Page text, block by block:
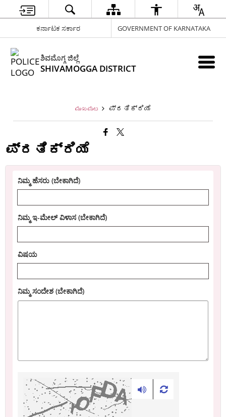
ಕರ್ನಾಟಕ ಸರ್ಕಾರ GOVERNMENT OF KARNATAKA
ಶಿವಮೊಗ್ಗ ಜಿಲ್ಲೆ
SHIVAMOGGA DISTRICT
ಮುಖಪುಟ ಪ್ರತಿಕ್ರಿಯೆ
ಪ್ರತಿಕ್ರಿಯೆ
ನಿಮ್ಮ ಹೆಸರು (ಬೇಕಾಗಿದೆ)
ನಿಮ್ಮ ಇ-ಮೇಲ್ ವಿಳಾಸ (ಬೇಕಾಗಿದೆ)
ವಿಷಯ
ನಿಮ್ಮ ಸಂದೇಶ (ಬೇಕಾಗಿದೆ)